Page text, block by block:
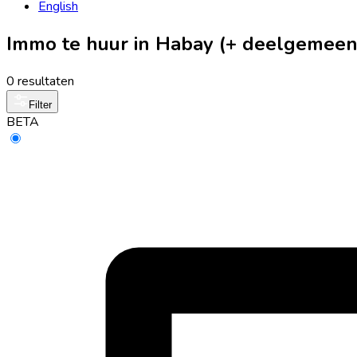
English
Immo te huur in Habay (+
0 resultaten
Filter
BETA